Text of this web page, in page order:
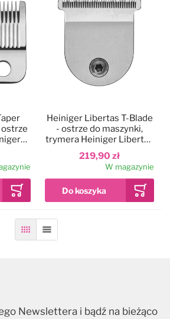
ostrze
219,90 zł
Heiniger Libertas T-Blade
- ostrze do maszynki,
trymera Heiniger Libertas
T-Trimmer, długość
0,3mm
W magazynie
SiatkaLista
Newslettera i bądź na bieżąco